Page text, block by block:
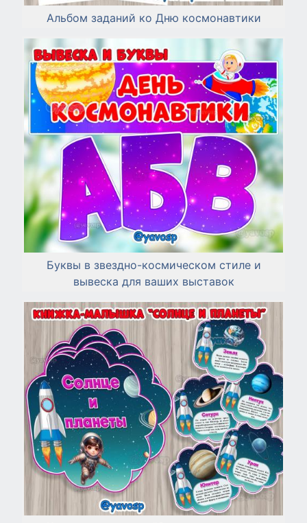
Альбом заданий ко Дню космонавтики
Буквы в звездно-космическом стиле и
вывеска для ваших выставок